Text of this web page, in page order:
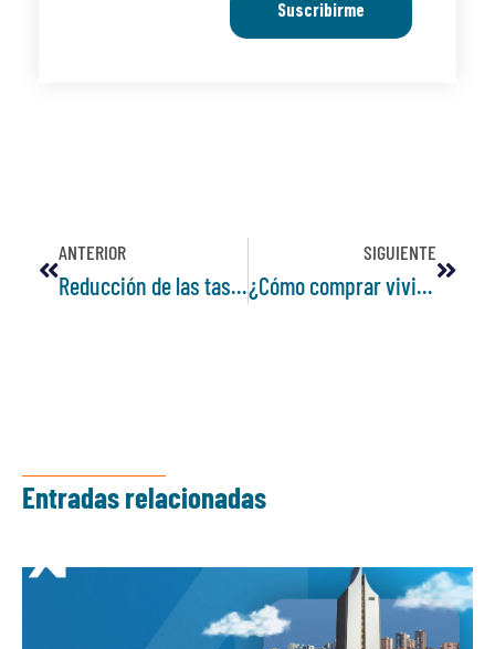
Suscribirme
ANTERIOR
Reducción de las tasas de interés para compra de vivienda
SIGUIENTE
¿Cómo comprar vivienda en Colombia si vives en el extranjero?
Entradas relacionadas